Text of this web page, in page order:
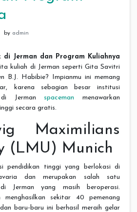
by admin
di Jerman dan Program Kuliahnya
kuliah di Jerman seperti Gita Savitri
B.J. Habibie? Impianmu ini memang
karena sebagian besar institusi
di Jerman spaceman menawarkan
secara gratis.
Maximilians
(LMU) Munich
pendidikan tinggi yang berlokasi di
dan merupakan salah satu
Jerman yang masih beroperasi.
sekitar 40 pemenang
baru-baru ini berhasil meraih gelar